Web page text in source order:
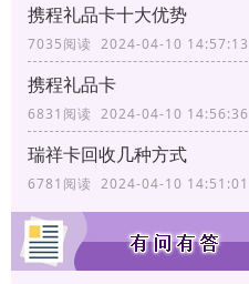
携程礼品卡十大优势
7035阅读 2024-04-10 14:57:13
携程礼品卡
6831阅读 2024-04-10 14:56:36
瑞祥卡回收几种方式
6781阅读 2024-04-10 14:51:01